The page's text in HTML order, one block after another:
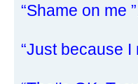
“Shame on me
“Just because